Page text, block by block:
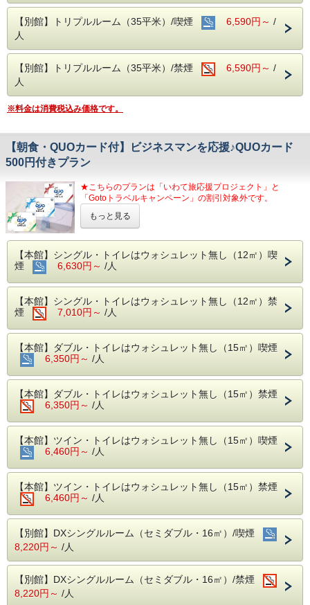
【別館】トリプルルーム（35平米）/喫煙 6,590円～ /
人
【別館】トリプルルーム（35平米）/禁煙 6,590円～ /
人
※料金は消費税込み価格です。
【朝食・QUOカード付】ビジネスマンを応援♪QUOカード
500円付きプラン
★こちらのプランは「いわて旅応援プロジェクト」と
「Gotoトラベルキャンペーン」の割引対象外です。
。°+°。°+ °。°。°+°。°+ °。°。
【駐車場無料】ビジネスマンを応援♪
QUOカード500円＆朝食付プラン
。°+°。°+ °。°。°+°。°+ °。°。
（ご連泊の方には、日ごとに１泊分をお渡しします。）
【朝食】
〇カトルセゾン
営業時間：6:30～9:30 (ラストオーダー9:00)
※元日は８時オープン
内容：バイキング形式（ビニール手袋、マスクの用意あ
り）
【客室】
Fiをご希望の方は、別館客室をおすすめいたします。
※お子様(小学生まで）の添寝を希望される場合は、お電話
にてお問い合わせ下さいませ。別途料金が必要な場合もござ
※Ｗｉ-ｆｉ利用可能（無料）
※貸出用の電気スタンドあり（数に限りあり）
【２泊以上されるお客様へ】
全泊分のご予約を一度にお取り出来なかった場合は、備考欄
に「〇日も別で予約済」とご入力ください。同じお部屋をご
す）
【自社サイト限定！チェックアウト１２：００まで無料】
は、事前にご連絡を頂きますようお願いいたします。（場合
によっては承ることが出来ないこともございます。）
もっと見る
【本館】シングル・トイレはウォシュレット無し（12㎡）喫
煙
6,630円～ /人
【本館】シングル・トイレはウォシュレット無し（12㎡）禁
煙
7,010円～ /人
【本館】ダブル・トイレはウォシュレット無し（15㎡）喫煙
6,350円～ /人
【本館】ダブル・トイレはウォシュレット無し（15㎡）禁煙
6,350円～ /人
【本館】ツイン・トイレはウォシュレット無し（15㎡）喫煙
6,460円～ /人
【本館】ツイン・トイレはウォシュレット無し（15㎡）禁煙
6,460円～ /人
【別館】DXシングルルーム（セミダブル・16㎡）/喫煙
8,220円～ /人
【別館】DXシングルルーム（セミダブル・16㎡）/禁煙
8,220円～ /人